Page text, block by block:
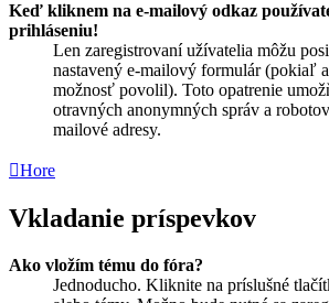
Keď kliknem na e-mailový odkaz
prihláseniu!
Len zaregistrovaní užívatelia môžu
nastavený e-mailový formulár (pokiaľ
možnosť povolil). Toto opatrenie
otravných anonymných správ a
mailové adresy.
Hore
Vkladanie príspevkov
Ako vložím tému do fóra?
Jednoducho. Kliknite na príslušné